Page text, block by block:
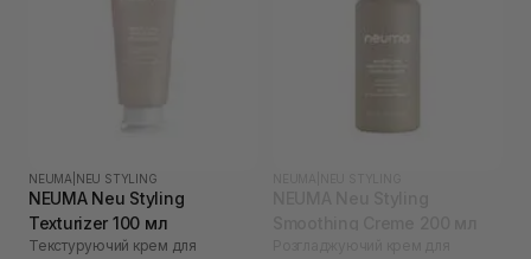
NEUMA NEU STYLING
NEUMA Neu Styling
Texturizer 100 мл
Текстуруючий крем для